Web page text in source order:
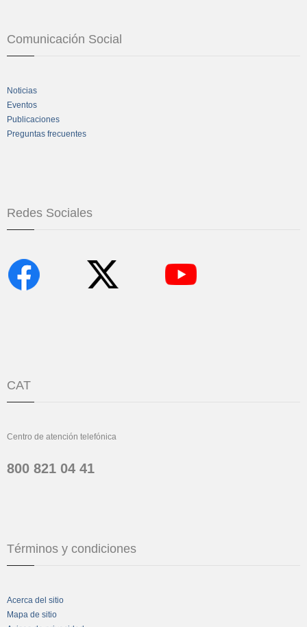
Comunicación Social
Noticias
Eventos
Publicaciones
Preguntas frecuentes
Redes Sociales
CAT
Centro de atención telefónica
800 821 04 41
Términos y condiciones
Acerca del sitio
Mapa de sitio